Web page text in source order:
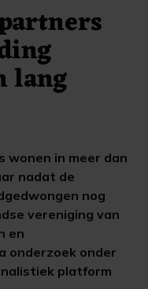
lang
wonen in meer dan
nadat de
nog
vereniging van
en
onderzoek onder
platform